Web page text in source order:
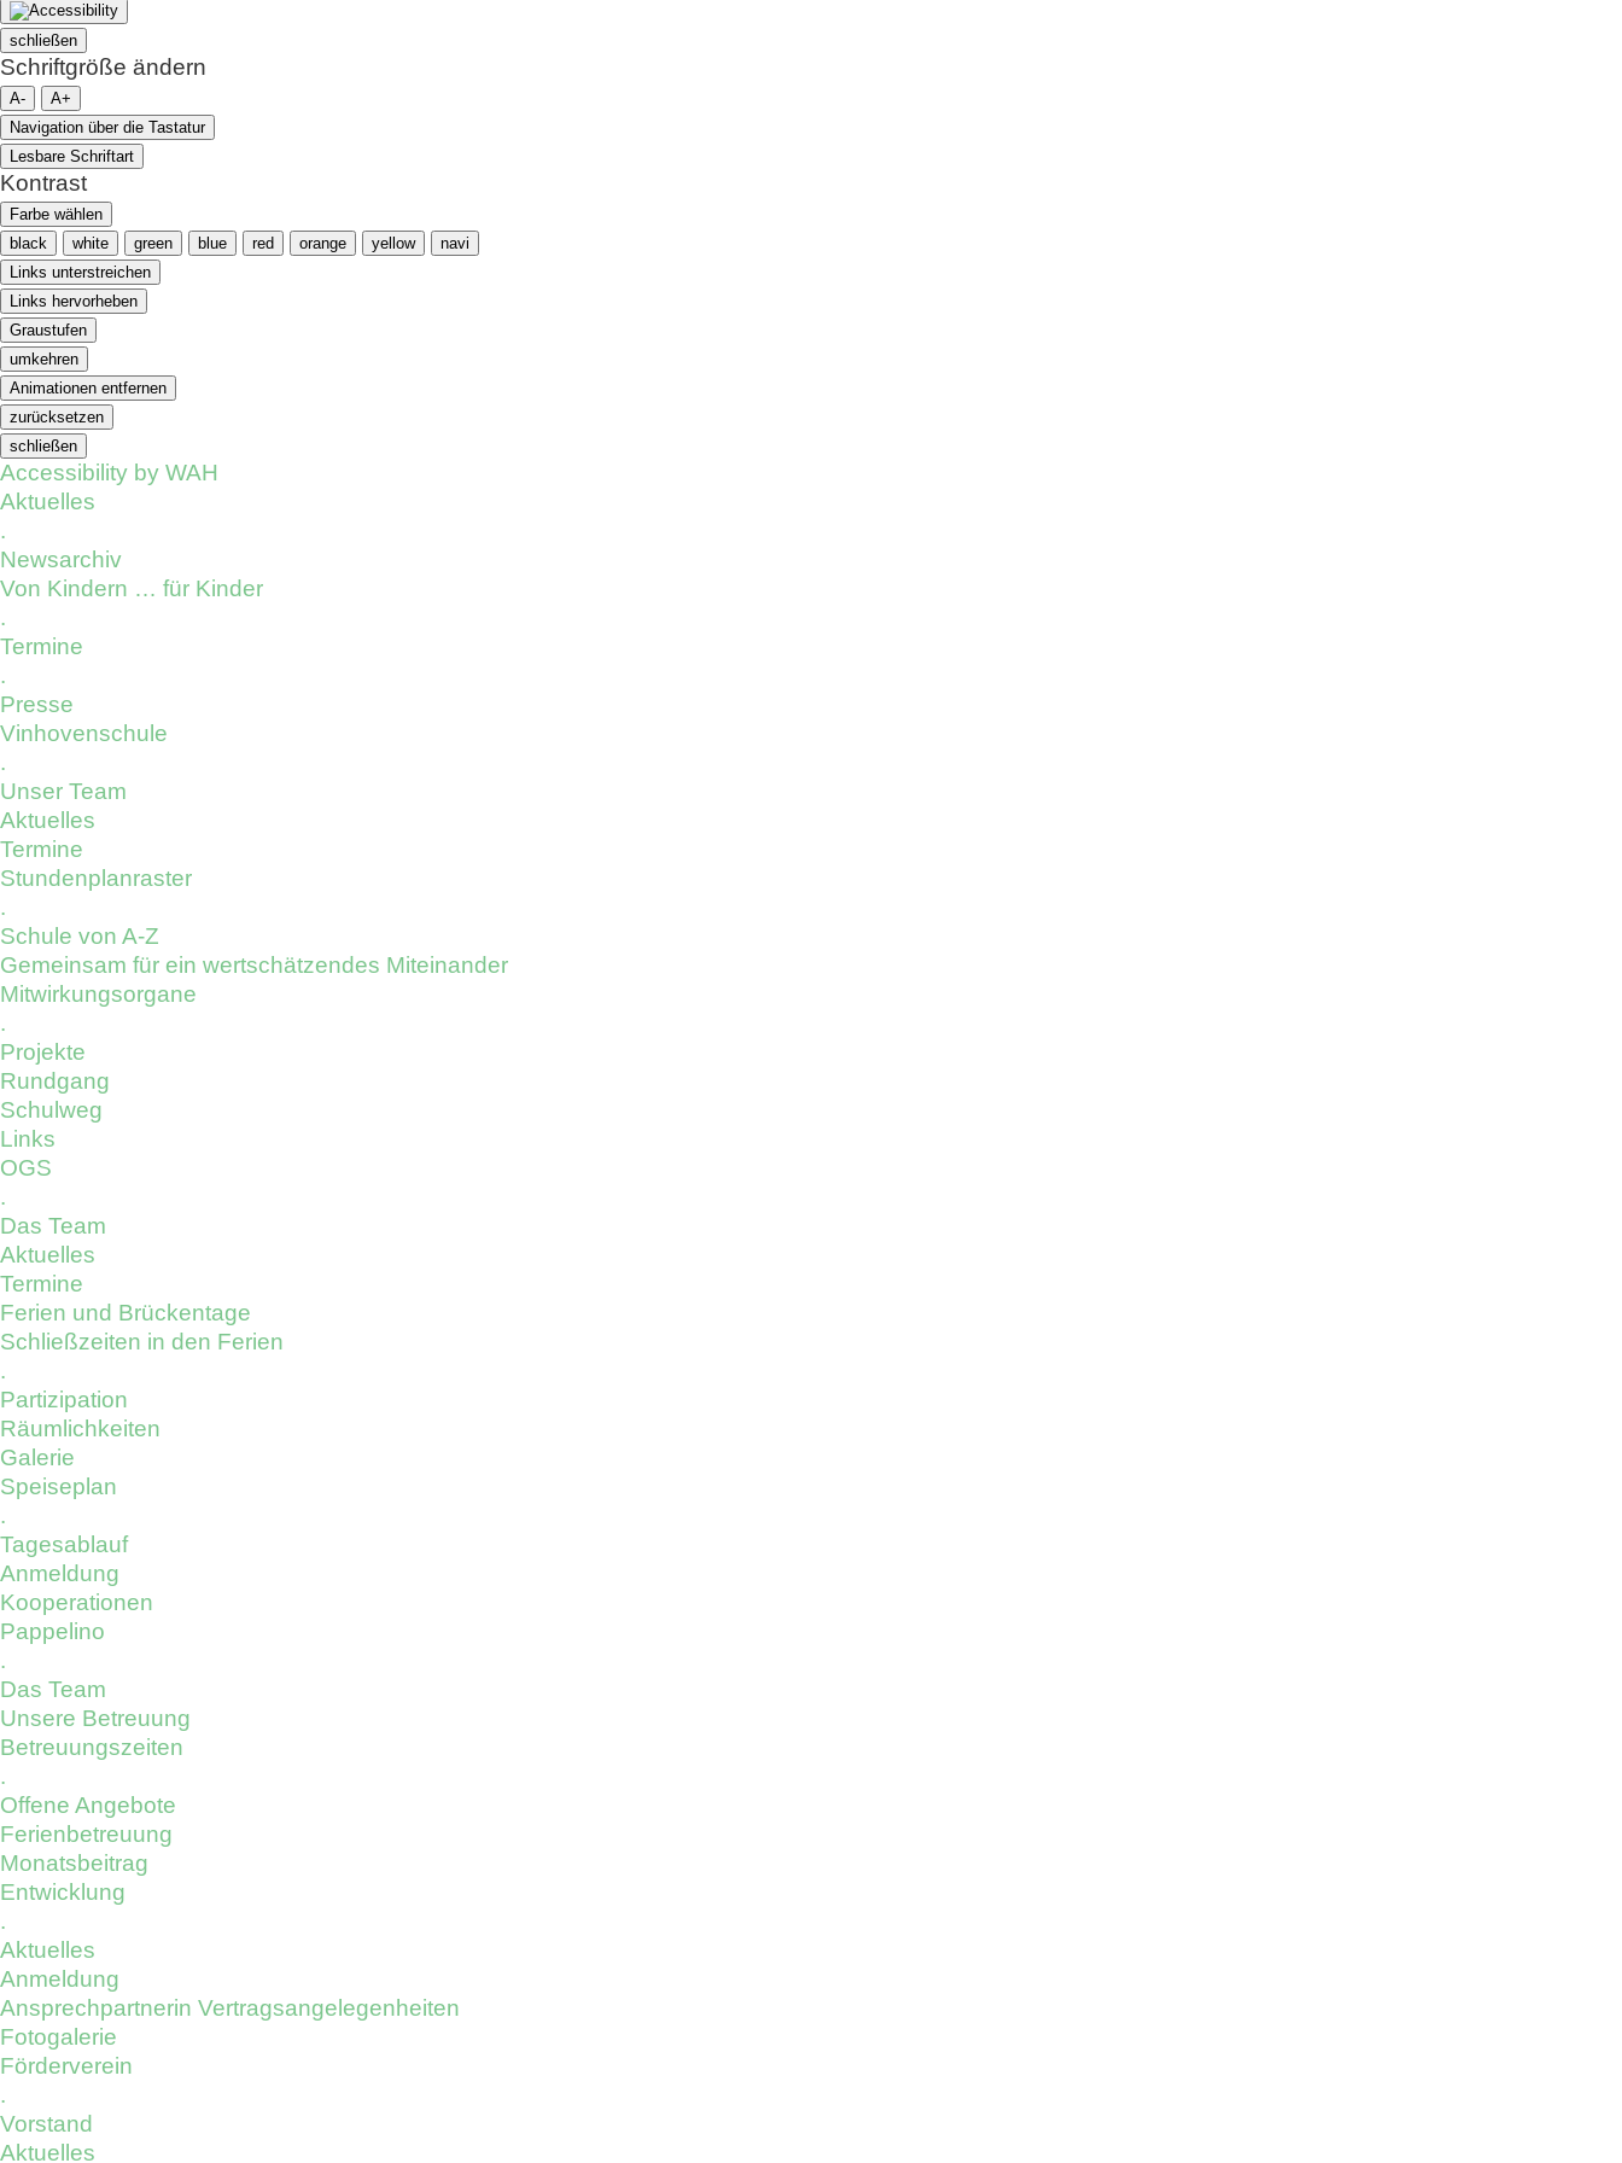
schließen
Schriftgröße ändern
A-
A+
Navigation über die Tastatur
Lesbare Schriftart
Kontrast
Farbe wählen
black
white green blue red orange yellow
navi
Links unterstreichen
Links hervorheben
Graustufen
umkehren
Animationen entfernen
zurücksetzen
schließen
Accessibility by WAH
Aktuelles
.
Newsarchiv
Von Kindern … für Kinder
.
Termine
.
Presse
Vinhovenschule
.
Unser Team
Aktuelles
Termine
Stundenplanraster
.
Schule von A-Z
Gemeinsam für ein wertschätzendes Miteinander
Mitwirkungsorgane
.
Projekte
Rundgang
Schulweg
Links
OGS
.
Das Team
Aktuelles
Termine
Ferien und Brückentage
Schließzeiten in den Ferien
.
Partizipation
Räumlichkeiten
Galerie
Speiseplan
.
Tagesablauf
Anmeldung
Kooperationen
Pappelino
.
Das Team
Unsere Betreuung
Betreuungszeiten
.
Offene Angebote
Ferienbetreuung
Monatsbeitrag
Entwicklung
.
Aktuelles
Anmeldung
Ansprechpartnerin Vertragsangelegenheiten
Fotogalerie
Förderverein
.
Vorstand
Aktuelles